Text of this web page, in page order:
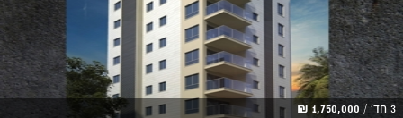
3 חד' / 1,750,000 ₪